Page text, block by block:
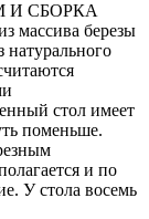
И СБОРКА
массива березы
натурального
стол имеет
поменьше.
и по
У стола восемь